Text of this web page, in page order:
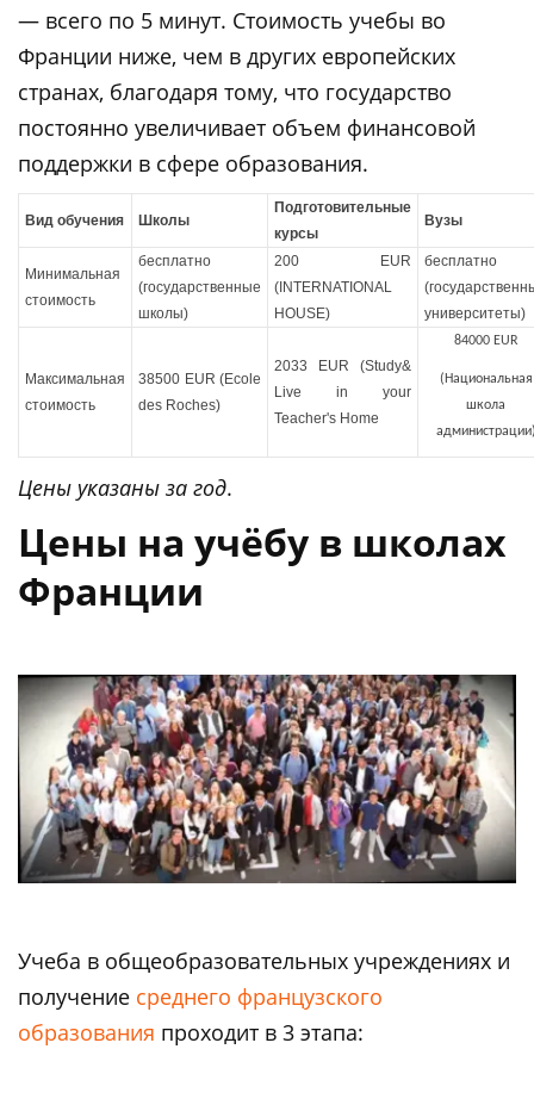
— всего по 5 минут. Стоимость учебы во
Франции ниже, чем в других европейских
странах, благодаря тому, что государство
постоянно увеличивает объем финансовой
поддержки в сфере образования.
Вид обучения Школы
Подготовительные
курсы
Вузы
Минимальная
стоимость
бесплатно
(государственные
школы)
200 EUR
(INTERNATIONAL
HOUSE)
бесплатно
университеты)
Максимальная
стоимость
38500 EUR (Ecole
des Roches)
2033 EUR (Study&
Live in your
Teacher's Home
84000 EUR
(Национальная
школа
Цены указаны за год.
Цены на учёбу в школах
Франции
Учеба в общеобразовательных учреждениях и
получение среднего французского
образования проходит в 3 этапа: